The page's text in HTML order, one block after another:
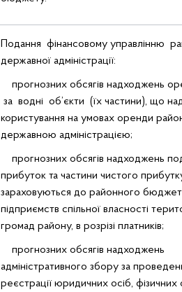
Подання фінансовому управлінню
державної адміністрації:
прогнозних обсягів надходжень
за водні об’єкти (їх частини), що
користування на умовах оренди
державною адміністрацією;
прогнозних обсягів надходжень
прибуток та частини чистого
зараховуються до районного
підприємств спільної власності
громад району, в розрізі платників;
прогнозних обсягів надходжень
адміністративного збору за
реєстрації юридичних осіб, фізичних